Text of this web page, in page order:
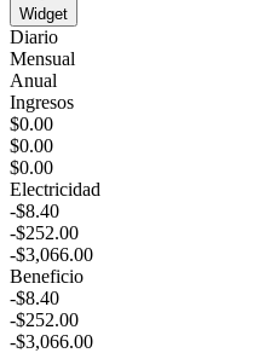
Widget
Diario
Mensual
Anual
Ingresos
$0.00
$0.00
$0.00
Electricidad
-$8.40
-$252.00
-$3,066.00
Beneficio
-$8.40
-$252.00
-$3,066.00